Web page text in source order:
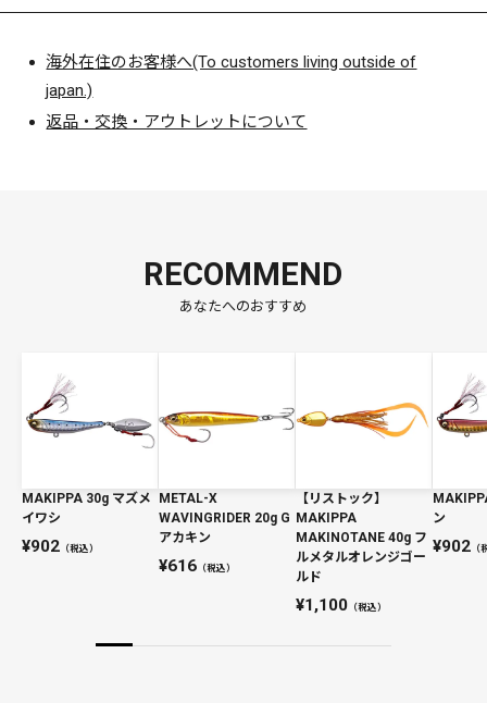
海外在住のお客様へ(To customers living outside of
japan.)
返品・交換・アウトレットについて
RECOMMEND
あなたへのおすすめ
MAKIPPA 30g マズメ
イワシ
902 （税込）
METAL-X
WAVINGRIDER 20g G
アカキン
616（税込）
【リストック】
MAKIPPA
MAKINOTANE 40g フ
ルメタルオレンジゴー
ルド
1,100（税込）
ン
902（